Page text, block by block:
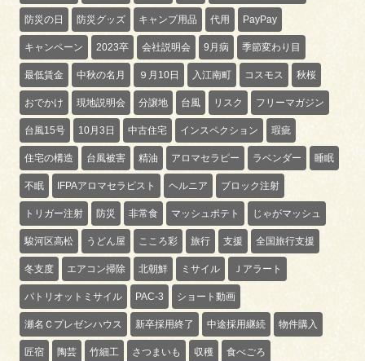
防災の日 防災グッズ キャンプ用品 代用 PayPay
キャンペーン 2023卒 会社説明会 9月病 季節変わり目
最低賃金 中秋の名月 ９月10日 入江南町 コスモス 秋桜
おでかけ 現地説明会 分譲地 台風 リスク フリーマガジン
台風15号 10月3日 中古住宅 インスペクション 瑕疵
住宅の構造 台風被害 精油 アロマセラピー ラベンダー 睡眠
不眠 IFPAアロマセラピスト ヘルニア ブロック注射
トリガー注射 防災 非常食 マッシュポテト じゃがマッシュ
駿河区高松 うどん屋 こころ彩 旅行 支援 全国旅行支援
冬支度 エアコン掃除 北朝鮮 ミサイル Ｊアラート
パトリオットミサイル PAC-3 ショート動画
瀬名Ｃプレゼンハウス 新卒採用終了 中途採用継続 物件購入
匠宿 陶芸 竹細工 さつまいも 収穫 食べごろ